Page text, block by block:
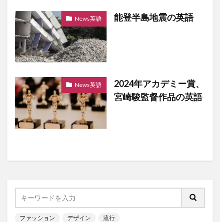
News英語 能登半島地震の英語
News英語
2024年アカデミー賞、
宮崎駿監督作品の英語
ファッション デザイン 流行